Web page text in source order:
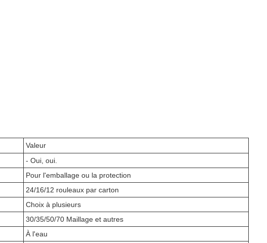
Valeur
- Oui, oui.
Pour l'emballage ou la protection
24/16/12 rouleaux par carton
Choix à plusieurs
30/35/50/70 Maillage et autres
À l'eau